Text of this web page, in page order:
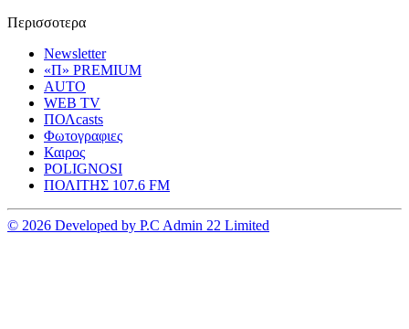
Περισσοτερα
Newsletter
«Π» PREMIUM
AUTO
WEB TV
ΠΟΛcasts
Φωτογραφιες
Καιρος
POLIGNOSI
ΠΟΛΙΤΗΣ 107.6 FM
© 2026 Developed by P.C Admin 22 Limited